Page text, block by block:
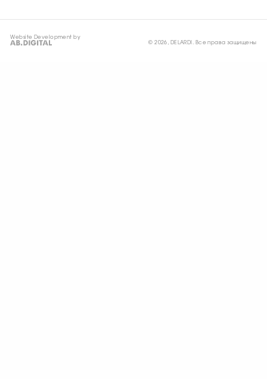
Website Development by
© 2026, DELARDI. Все права защищены